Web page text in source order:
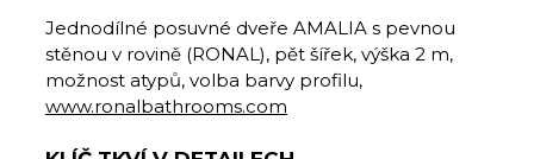
Jednodílné posuvné dveře AMALIA s pevnou
stěnou v rovině (RONAL), pět šířek, výška 2 m,
možnost atypů, volba barvy profilu,
www.ronalbathrooms.com